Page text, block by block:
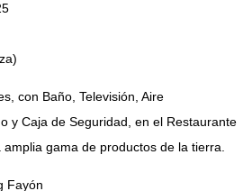
con Baño, Televisión, Aire
y Caja de Seguridad, en el Restaurante
gama de productos de la tierra.
Fayón